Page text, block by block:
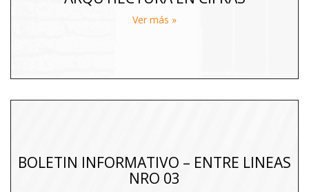
Ver más »
BOLETIN INFORMATIVO – ENTRE LINEAS
NRO 03